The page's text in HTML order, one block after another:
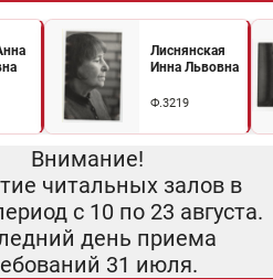
Лиснянская
Инна Львовна
Ф.3219
Внимание!
читальных залов в
с 10 по 23 августа.
день приема
31 июля.